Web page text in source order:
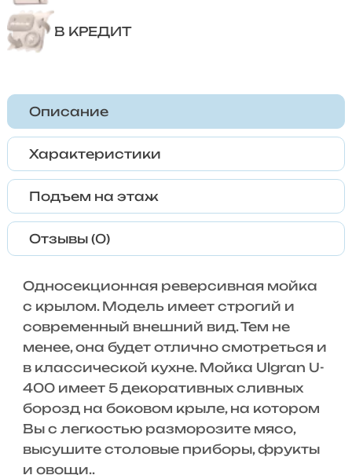
В КРЕДИТ
Описание
Характеристики
Подъем на этаж
Отзывы (0)
Односекционная реверсивная мойка
с крылом. Модель имеет строгий и
современный внешний вид. Тем не
менее, она будет отлично смотреться и
в классической кухне. Мойка Ulgran U-
400 имеет 5 декоративных сливных
борозд на боковом крыле, на котором
Вы с легкостью разморозите мясо,
высушите столовые приборы, фрукты
и овощи..